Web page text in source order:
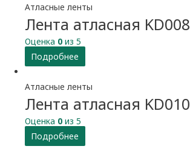
Атласные ленты
Лента атласная KD008
Оценка 0 из 5
Подробнее
Атласные ленты
Лента атласная KD010
Оценка 0 из 5
Подробнее